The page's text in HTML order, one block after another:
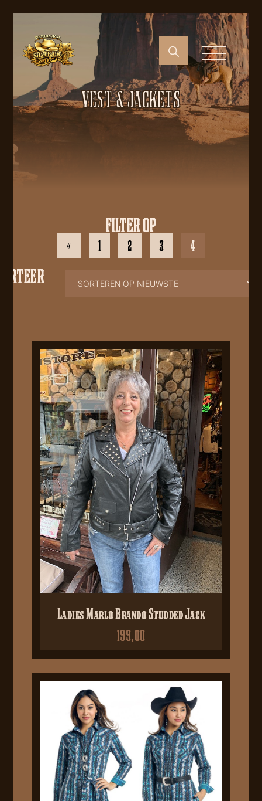
VEST & JACKETS
FILTER OP
« 1 2 3 4
Ladies Marlo Brando Studded Jack
199,00